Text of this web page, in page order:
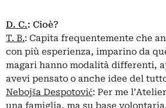
D. C.: Cioè?
T. B.: Capita frequentemente che
con più esperienza, imparino da
magari hanno modalità differenti,
avevi pensato o anche idee del
Nebojša Despotović: Per me
una famiglia, ma su base